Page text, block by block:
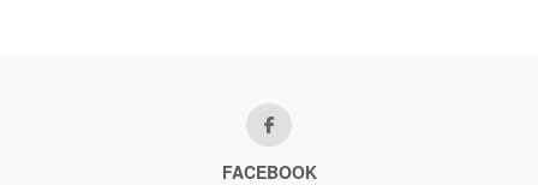
FACEBOOK